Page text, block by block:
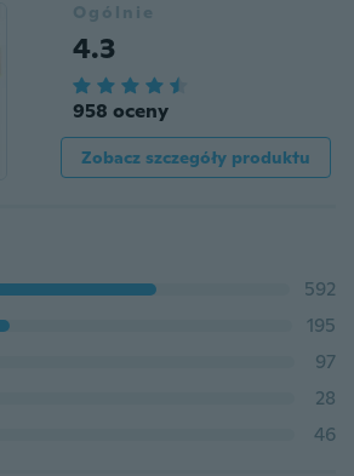
Ogólnie
4.3
958 oceny
Zobacz szczegóły produktu
592
195
97
28
46